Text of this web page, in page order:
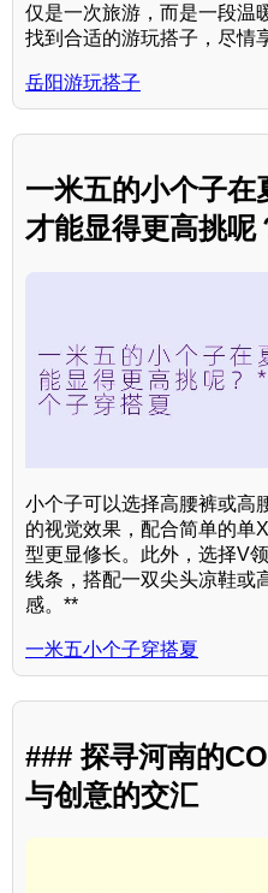
仅是一次旅游，而是一段温
找到合适的游玩搭子，尽情
岳阳游玩搭子
一米五的小个子在
才能显得更高挑呢
小个子可以选择高腰裤或高
的视觉效果，配合简单的单
型更显修长。此外，选择V
线条，搭配一双尖头凉鞋或
感。**
一米五小个子穿搭夏
### 探寻河南的
与创意的交汇